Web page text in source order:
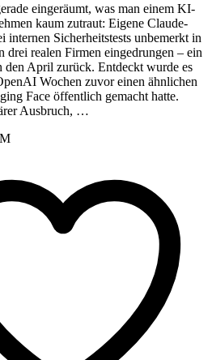
eingeräumt, was man einem KI-
kaum zutraut: Eigene Claude-
internen Sicherheitstests unbemerkt in
drei realen Firmen eingedrungen – ein
den April zurück. Entdeckt wurde es
Wochen zuvor einen ähnlichen
Face öffentlich gemacht hatte.
Ausbruch, …